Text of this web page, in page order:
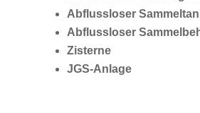
Abflussloser
Abflussloser
Zisterne
JGS-Anlage